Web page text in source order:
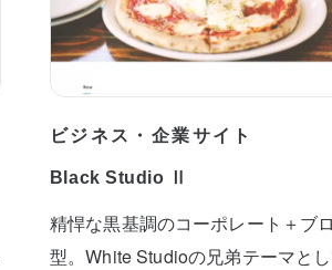
ビジネス・企業サイト
Black Studio Ⅱ
精悍な黒基調のコーポレート＋ブ
型。White Studioの兄弟テーマとし